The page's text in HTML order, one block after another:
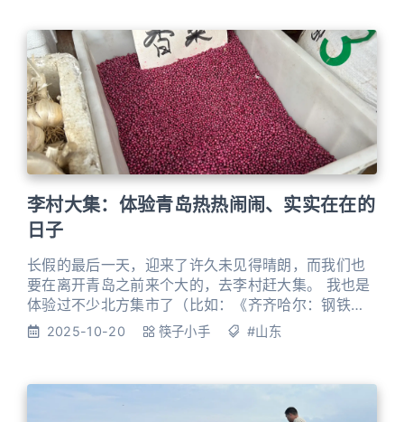
后，那段如浮云般聚散无常的人生篇章。 李毅坚的父
母是隆昌界石的农民，他在家中排行老大，下面有二
弟、三弟（也就
李村大集：体验青岛热热闹闹、实实在在的
日子
长假的最后一天，迎来了许久未见得晴朗，而我们也
要在离开青岛之前来个大的，去李村赶大集。 我也是
体验过不少北方集市了（比如：《齐齐哈尔：钢铁森
林肃杀 不如去早市吧》），只是这逢二逢七的李村大
集确乎超出了我想象。当我到了重庆南路，陆陆续续
分明是把大半个北方的生活，都拢在这一片热闹里
2025-10-20 筷子小手 #山东